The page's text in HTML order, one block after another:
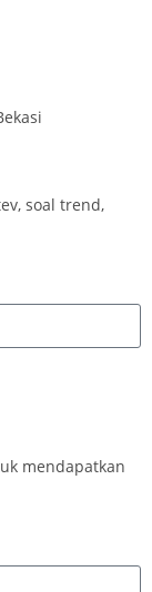
soal trend,
mendapatkan